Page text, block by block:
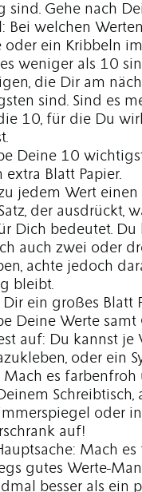
sind. Gehe nach
Bei welchen
oder ein Kribbeln
weniger als 10
die Dir am
sind. Sind es
10, für die Du
Deine 10
extra Blatt Papier.
jedem Wert einen
der ausdrückt,
Dich bedeutet. Du
auch zwei oder
achte jedoch
bleibt.
ein großes Blatt
Deine Werte samt
auf: Du kannst je
oder ein
Mach es
Schreibtisch,
oder
auf!
Mach es
gutes Werte-
besser als ein